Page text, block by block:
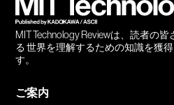
MIT Technology Reviewは、読者の
る 世界を理解するための知識を獲
す。
ご案内